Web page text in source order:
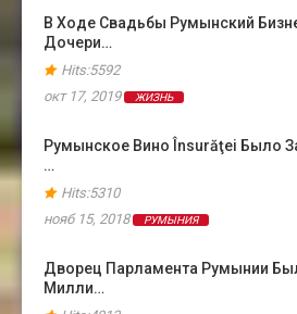
В Ходе Свадьбы Румынский
Дочери…
Hits:5592
окт 17, 2019
ЖИЗНЬ
Румынское Вино Însurăţei Было
…
Hits:5310
нояб 15, 2018
РУМЫНИЯ
Дворец Парламента Румынии
Милли…